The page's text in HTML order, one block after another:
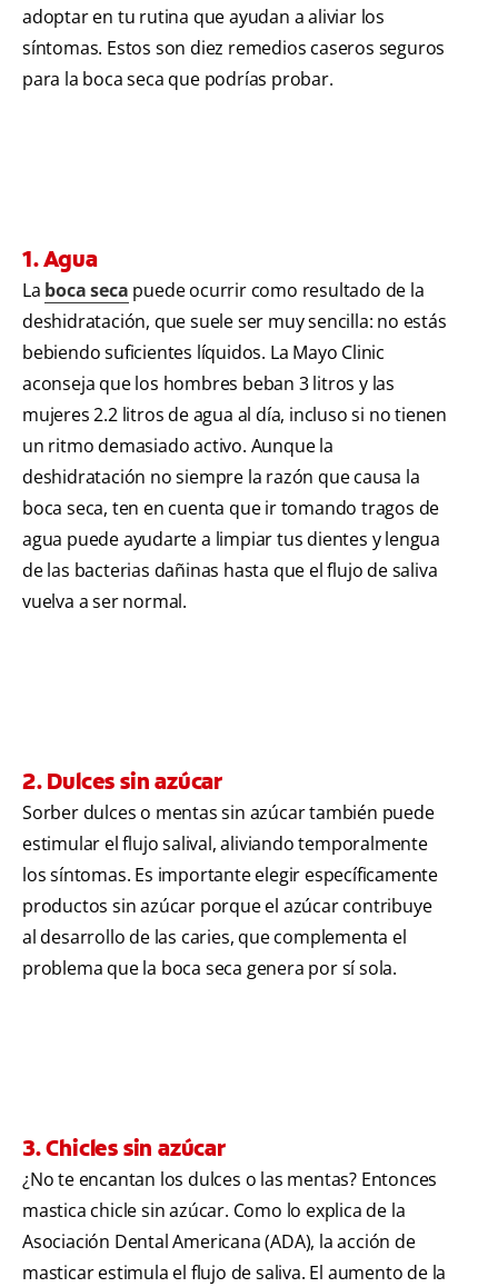
adoptar en tu rutina que ayudan a aliviar los
síntomas. Estos son diez remedios caseros seguros
para la boca seca que podrías probar.
1. Agua
La boca seca puede ocurrir como resultado de la
deshidratación, que suele ser muy sencilla: no estás
bebiendo suficientes líquidos. La Mayo Clinic
aconseja que los hombres beban 3 litros y las
mujeres 2.2 litros de agua al día, incluso si no tienen
un ritmo demasiado activo. Aunque la
deshidratación no siempre la razón que causa la
boca seca, ten en cuenta que ir tomando tragos de
agua puede ayudarte a limpiar tus dientes y lengua
de las bacterias dañinas hasta que el flujo de saliva
vuelva a ser normal.
2. Dulces sin azúcar
Sorber dulces o mentas sin azúcar también puede
estimular el flujo salival, aliviando temporalmente
los síntomas. Es importante elegir específicamente
productos sin azúcar porque el azúcar contribuye
al desarrollo de las caries, que complementa el
problema que la boca seca genera por sí sola.
3. Chicles sin azúcar
¿No te encantan los dulces o las mentas? Entonces
mastica chicle sin azúcar. Como lo explica de la
Asociación Dental Americana (ADA), la acción de
masticar estimula el flujo de saliva. El aumento de la